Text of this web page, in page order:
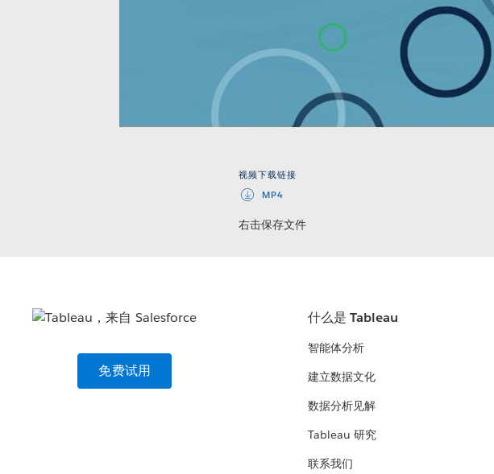
视频下载链接
MP4
右击保存文件
免费试用
什么是 Tableau
智能体分析
建立数据文化
数据分析见解
Tableau 研究
联系我们